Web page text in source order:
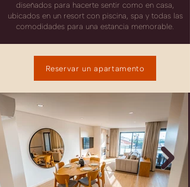
diseñados para hacerte sentir como en casa,
ubicados en un resort con piscina, spa y todas las
comodidades para una estancia memorable.
Reservar un apartamento